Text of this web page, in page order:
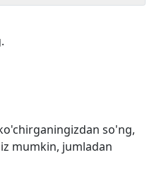
so'ng,
mumkin, jumladan